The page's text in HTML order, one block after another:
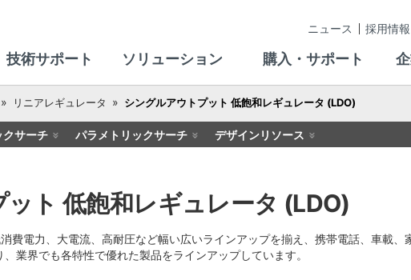
ニュース 採用情報
技術サポート ソリューション 購入・サポート
リニアレギュレータ シングルアウトプット 低飽和レギュレータ (LDO)
クサーチ パラメトリックサーチ デザインリソース
ト 低飽和レギュレータ (LDO)
費電力、大電流、高耐圧など幅い広いラインアップを揃え、携帯電話、車載
業界でも各特性で優れた製品をラインアップしています。